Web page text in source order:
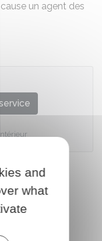
un agent des
and
what